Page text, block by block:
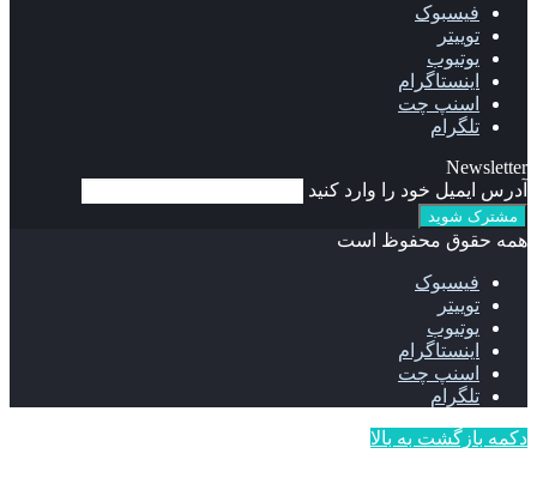
فیسبوک
توییتر
یوتیوب
اینستاگرام
اسنپ چت
تلگرام
Newsletter
آدرس ایمیل خود را وارد کنید
همه حقوق محفوظ است
فیسبوک
توییتر
یوتیوب
اینستاگرام
اسنپ چت
تلگرام
دکمه بازگشت به بالا